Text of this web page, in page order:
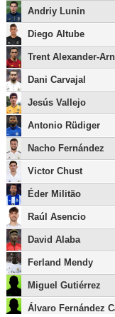
Andriy Lunin
Diego Altube
Trent Alexander-
Dani Carvajal
Jesús Vallejo
Antonio Rüdiger
Nacho Fernández
Victor Chust
Éder Militão
Raúl Asencio
David Alaba
Ferland Mendy
Miguel Gutiérrez
Álvaro Fernández